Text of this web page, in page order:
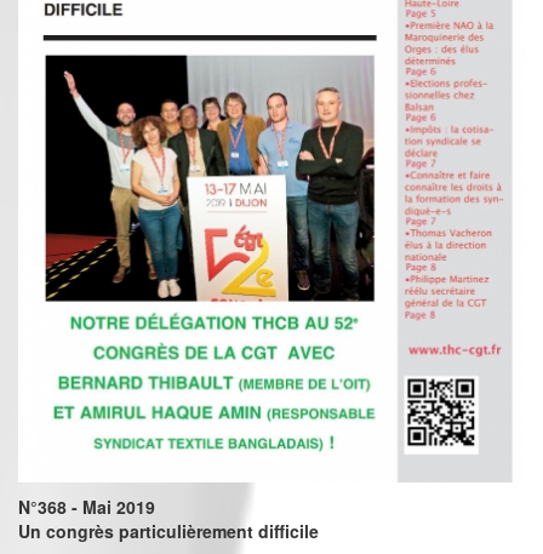
N°368 - Mai 2019
Un congrès particulièrement difficile